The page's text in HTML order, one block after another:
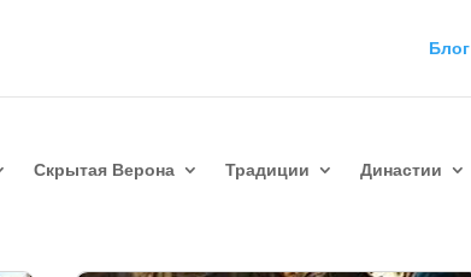
Блог
Скрытая Верона Традиции Династии